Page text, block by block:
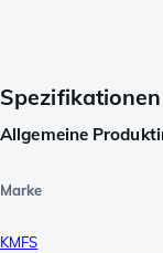
Spezifikationen
Allgemeine
Marke
KMFS